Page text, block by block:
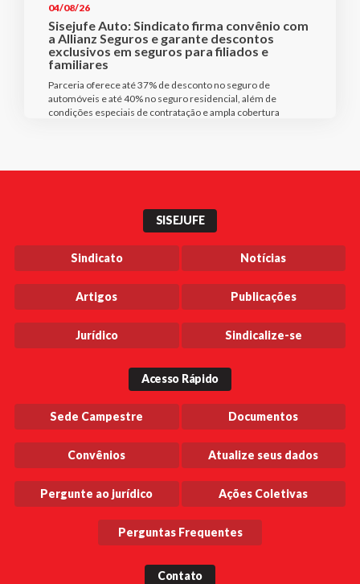
04/08/26
Sisejufe Auto: Sindicato firma convênio com
a Allianz Seguros e garante descontos
exclusivos em seguros para filiados e
familiares
Parceria oferece até 37% de desconto no seguro de
automóveis e até 40% no seguro residencial, além de
condições especiais de contratação e ampla cobertura
SISEJUFE
Sindicato Notícias
Artigos Publicações
Jurídico Sindicalize-se
Acesso Rápido
Sede Campestre Documentos
Convênios Atualize seus dados
Pergunte ao jurídico Ações Coletivas
Perguntas Frequentes
Contato